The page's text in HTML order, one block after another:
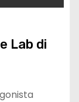
Lab di